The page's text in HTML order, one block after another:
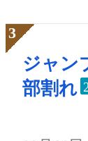
ジャン
部割れ